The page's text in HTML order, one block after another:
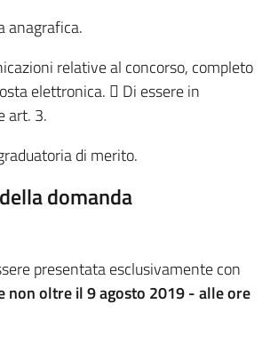
anagrafica.
relative al concorso, completo
elettronica.  Di essere in
art. 3.
di merito.
domanda
presentata esclusivamente con
non oltre il 9 agosto 2019 - alle ore